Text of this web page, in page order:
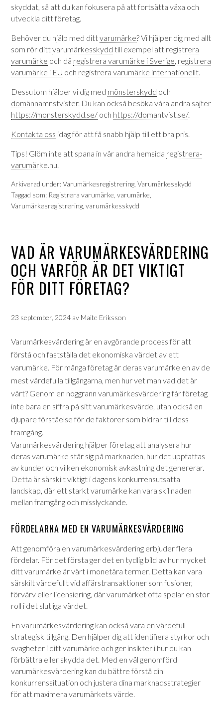
skyddat, så att du kan fokusera på att fortsätta växa och
utveckla ditt företag.
Behöver du hjälp med dittvarumärke? Vi hjälper dig med allt
som rör dittvarumärkesskydd till exempel att registrera
varumärke och då registrera varumärke i Sverige, registrera
varumärke i EU och registrera varumärke internationellt.
Dessutom hjälper vi dig med mönsterskydd och
domännamnstvister. Du kan också besöka våra andra sajter
https://monsterskydd.se/ och https://domantvist.se/.
Kontakta oss idag för att få snabb hjälp till ett bra pris.
Tips! Glöm inte att spana in vår andra hemsida registrera-
varumärke.nu.
Arkiverad under:Varumärkesregistrering ,Varumärkesskydd
Taggad som: Registrera varumärke ,varumärke
Varumärkesregistrering ,varumärkesskydd
VAD ÄR VARUMÄRKESVÄRDERING
OCH VARFÖR ÄR DET VIKTIGT
FÖR DITT FÖRETAG?
23 september, 2024 av Maite Eriksson
Varumärkesvärdering är en avgörande process för att
förstå och fastställa det ekonomiska värdet av ett
varumärke. För många företag är deras varumärke en av de
mest värdefulla tillgångarna, men hur vet man vad det är
värt? Genom en noggrann varumärkesvärdering får företag
inte bara en siffra på sitt varumärkesvärde, utan också en
djupare förståelse för de faktorer som bidrar till dess
framgång.
Varumärkesvärdering hjälper företag att analysera hur
deras varumärke står sig på marknaden, hur det uppfattas
av kunder och vilken ekonomisk avkastning det genererar.
Detta är särskilt viktigt i dagens konkurrensutsatta
landskap, där ett starkt varumärke kan vara skillnaden
mellan framgång och misslyckande.
FÖRDELARNA MED EN VARUMÄRKESVÄRDERING
Att genomföra en varumärkesvärdering erbjuder flera
fördelar. För det första ger det en tydlig bild av hur mycket
ditt varumärke är värt i monetära termer. Detta kan vara
särskilt värdefullt vid affärstransaktioner som fusioner,
förvärv eller licensiering, där varumärket ofta spelar en stor
roll i det slutliga värdet.
En varumärkesvärdering kan också vara en värdefull
strategisk tillgång. Den hjälper dig att identifiera styrkor och
svagheter i ditt varumärke och ger insikter i hur du kan
förbättra eller skydda det. Med en väl genomförd
varumärkesvärdering kan du bättre förstå din
konkurrenssituation och justera dina marknadsstrategier
för att maximera varumärkets värde.